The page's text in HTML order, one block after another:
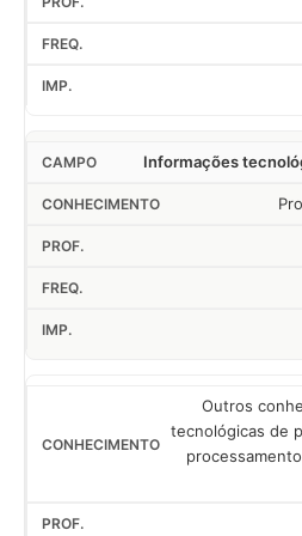
Informações
Outros
tecnológicas de